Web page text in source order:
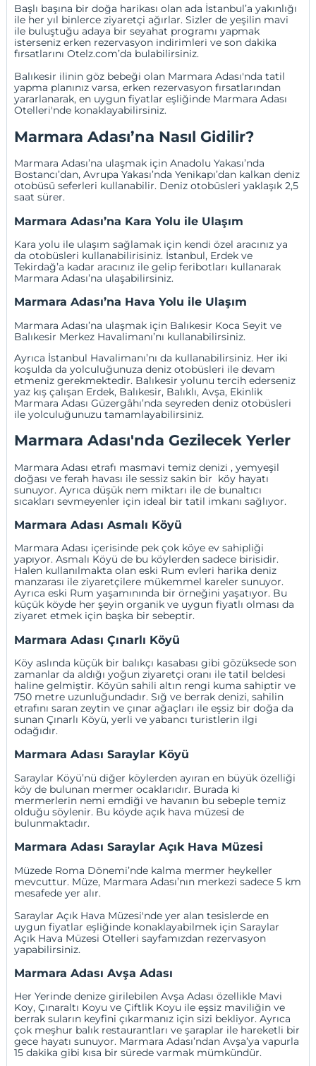
Başlı başına bir doğa harikası olan ada İstanbul’a yakınlığı
ile her yıl binlerce ziyaretçi ağırlar. Sizler de yeşilin mavi
ile buluştuğu adaya bir seyahat programı yapmak
isterseniz erken rezervasyon indirimleri ve son dakika
fırsatlarını Otelz.com’da bulabilirsiniz.
Balıkesir ilinin göz bebeği olan Marmara Adası'nda tatil
yapma planınız varsa, erken rezervasyon fırsatlarından
yararlanarak, en uygun fiyatlar eşliğinde Marmara Adası
Otelleri'nde konaklayabilirsiniz.
Marmara Adası’na Nasıl Gidilir?
Marmara Adası’na ulaşmak için Anadolu Yakası’nda
Bostancı’dan, Avrupa Yakası’nda Yenikapı’dan kalkan deniz
otobüsü seferleri kullanabilir. Deniz otobüsleri yaklaşık 2,5
saat sürer.
Marmara Adası’na Kara Yolu ile Ulaşım
Kara yolu ile ulaşım sağlamak için kendi özel aracınız ya
da otobüsleri kullanabilirisiniz. İstanbul, Erdek ve
Tekirdağ’a kadar aracınız ile gelip feribotları kullanarak
Marmara Adası’na ulaşabilirsiniz.
Marmara Adası’na Hava Yolu ile Ulaşım
Marmara Adası’na ulaşmak için Balıkesir Koca Seyit ve
Balıkesir Merkez Havalimanı’nı kullanabilirsiniz.
Ayrıca İstanbul Havalimanı’nı da kullanabilirsiniz. Her iki
koşulda da yolculuğunuza deniz otobüsleri ile devam
etmeniz gerekmektedir. Balıkesir yolunu tercih ederseniz
yaz kış çalışan Erdek, Balıkesir, Balıklı, Avşa, Ekinlik
Marmara Adası Güzergâhı’nda seyreden deniz otobüsleri
ile yolculuğunuzu tamamlayabilirsiniz.
Marmara Adası'nda Gezilecek Yerler
Marmara Adası etrafı masmavi temiz denizi , yemyeşil
doğası ve ferah havası ile sessiz sakin bir köy hayatı
sunuyor. Ayrıca düşük nem miktarı ile de bunaltıcı
sıcakları sevmeyenler için ideal bir tatil imkanı sağlıyor.
Marmara Adası Asmalı Köyü
Marmara Adası içerisinde pek çok köye ev sahipliği
yapıyor. Asmalı Köyü de bu köylerden sadece birisidir.
Halen kullanılmakta olan eski Rum evleri harika deniz
manzarası ile ziyaretçilere mükemmel kareler sunuyor.
Ayrıca eski Rum yaşamınında bir örneğini yaşatıyor. Bu
küçük köyde her şeyin organik ve uygun fiyatlı olması da
ziyaret etmek için başka bir sebeptir.
Marmara Adası Çınarlı Köyü
Köy aslında küçük bir balıkçı kasabası gibi gözüksede son
zamanlar da aldığı yoğun ziyaretçi oranı ile tatil beldesi
haline gelmiştir. Köyün sahili altın rengi kuma sahiptir ve
750 metre uzunluğundadır. Sığ ve berrak denizi, sahilin
etrafını saran zeytin ve çınar ağaçları ile eşsiz bir doğa da
sunan Çınarlı Köyü, yerli ve yabancı turistlerin ilgi
odağıdır.
Marmara Adası Saraylar Köyü
Saraylar Köyü’nü diğer köylerden ayıran en büyük özelliği
köy de bulunan mermer ocaklarıdır. Burada ki
mermerlerin nemi emdiği ve havanın bu sebeple temiz
olduğu söylenir. Bu köyde açık hava müzesi de
bulunmaktadır.
Marmara Adası Saraylar Açık Hava Müzesi
Müzede Roma Dönemi’nde kalma mermer heykeller
mevcuttur. Müze, Marmara Adası’nın merkezi sadece 5 km
mesafede yer alır.
Saraylar Açık Hava Müzesi'nde yer alan tesislerde en
uygun fiyatlar eşliğinde konaklayabilmek içinSaraylar
Açık Hava Müzesi Otellerisayfamızdan rezervasyon
yapabilirsiniz.
Marmara Adası Avşa Adası
Her Yerinde denize girilebilen Avşa Adası özellikle Mavi
Koy, Çınaraltı Koyu ve Çiftlik Koyu ile eşsiz maviliğin ve
berrak suların keyfini çıkarmanız için sizi bekliyor. Ayrıca
çok meşhur balık restaurantları ve şaraplar ile hareketli bir
gece hayatı sunuyor. Marmara Adası’ndan Avşa’ya vapurla
15 dakika gibi kısa bir sürede varmak mümkündür.